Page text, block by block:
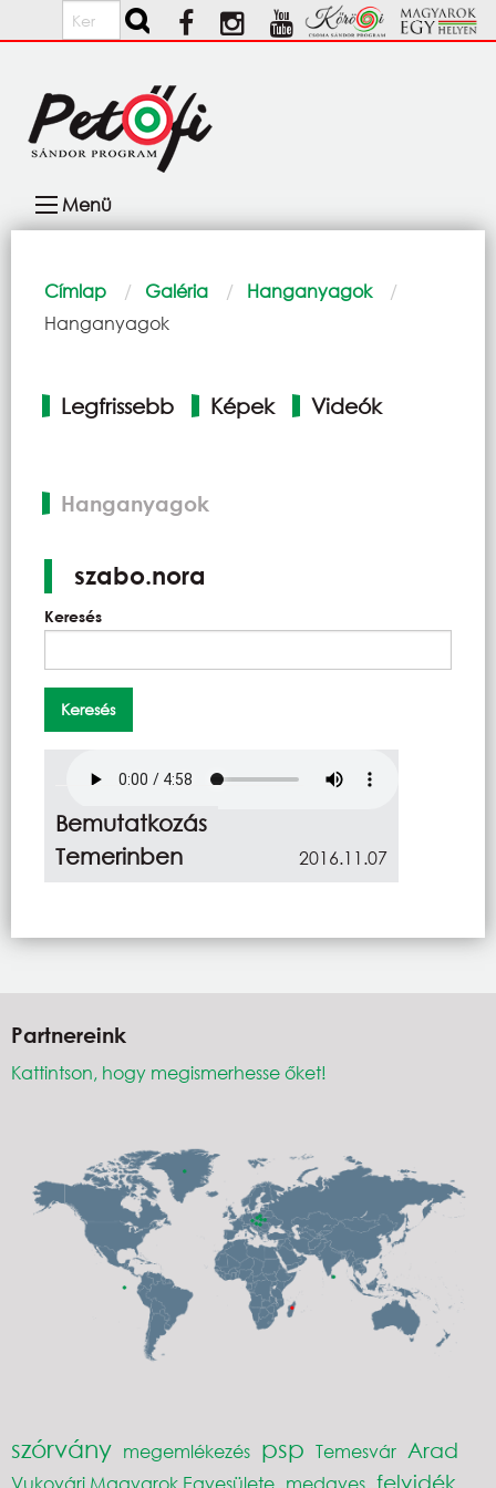
Ugrás a tartalomra
Keresés
navigáció
Menü
Morzsa
Címlap Galéria
Hanganyagok
Current:
Hanganyagok
fülek
Legfrissebb Képek Videók
Hanganyagok
szabo.nora
Keresés
Bemutatkozás
Temerinben
2016.11.07
Partnereink
Kattintson, hogy megismerhesse őket!
szórvány megemlékezés psp Temesvár Arad
Vukovári Magyarok Egyesülete medgyes felvidék